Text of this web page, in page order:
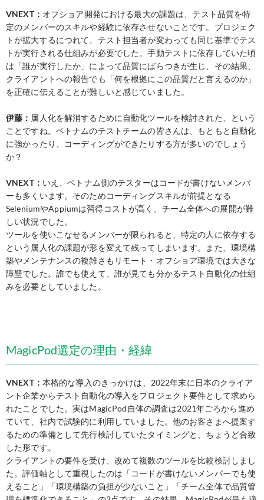
VNEXT： オフショア開発における最大の課題は、テスト品質を特
定のメンバーのスキルや経験に依存させないことです。プロジェク
トが拡大するにつれて、テスト担当者が変わっても同じ基準でテス
トが実行される仕組みが必要でした。手動テストに依存していた頃
は「誰が実行したか」によって品質にばらつきが生じ、その結果、
クライアントへの報告でも「何を根拠にこの品質だと言えるのか」
を正確に伝えることが難しいと感じていました。
伊藤： 属人化を解消するために自動化ツールを検討された、という
ことですね。ベトナムのテストチームの皆さんは、もともと自動化
に強かったり、コーディングができたりする方が多いのでしょう
か？
VNEXT： いえ、ベトナム側のテスターはコードが書けないメンバ
ーも多くいます。そのためコーディングスキルが前提となる
SeleniumやAppiumは習得コストが高く、チーム全体への展開が難
しい状況でした。
ツールを使いこなせるメンバーが限られると、特定の人に依存する
という属人化の課題が形を変えて残ってしまいます。また、環境構
築やメンテナンスの複雑さもリモート・オフショア環境では大きな
障壁でした。誰でも使えて、誰が見ても分かるテスト自動化の仕組
みを必要としていました。
MagicPod選定の理由・経緯
VNEXT： 本格的な導入のきっかけは、2022年末に日本のクライア
ント企業からテスト自動化の導入をプロジェクト要件として求めら
れたことでした。実はMagicPod自体の調査は2021年ごろから進め
ていて、社内で試験的に利用していました。他のお客さまへ提案す
るための準備として先行検討していたタイミングと、ちょうど合致
した形です。
クライアントの要件を受け、改めて複数のツールを比較検討しまし
た。評価軸として重視したのは「コードが書けないメンバーでも使
えること」「環境構築の負担が少ないこと」「チーム全体で品質管